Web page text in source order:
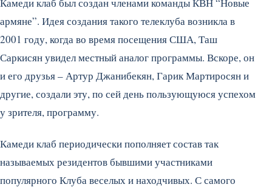
армяне”. Идея создания такого телеклуба возникла в
2001 году, когда во время посещения США, Таш
Саркисян увидел местный аналог программы. Вскоре, он
и его друзья – Артур Джанибекян, Гарик Мартиросян и
другие, создали эту, по сей день пользующуюся успехом
у зрителя, программу.
Камеди клаб периодически пополняет состав так
называемых резидентов бывшими участниками
популярного Клуба веселых и находчивых. С самого